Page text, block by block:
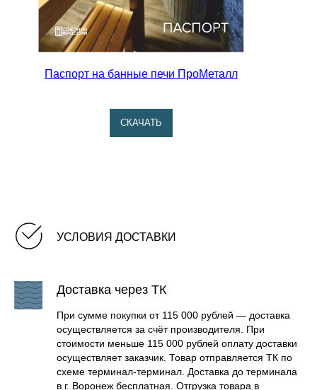
Паспорт на банные печи ПроМеталл
СКАЧАТЬ
УСЛОВИЯ ДОСТАВКИ
Доставка через ТК
При сумме покупки от 115 000 рублей — доставка
осуществляется за счёт производителя. При
стоимости меньше 115 000 рублей оплату доставки
осуществляет заказчик. Товар отправляется ТК по
схеме терминал-терминал. Доставка до терминала
в г. Воронеж бесплатная. Отгрузка товара в
5. Банный колпак
4. Удлинитель тоннеля
3. Каменка, пирамидки и камни
2. Стартовые элементы
ЧТО КУПИТЬ С АТМОСФЕРОЙ?
7. Товары для бани и фирменная атрибутика